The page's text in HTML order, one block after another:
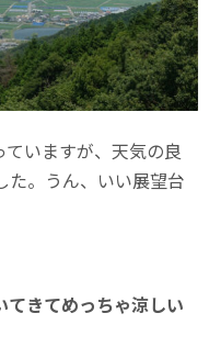
いますが、天気の良
た。うん、いい展望台
てきてめっちゃ涼しい